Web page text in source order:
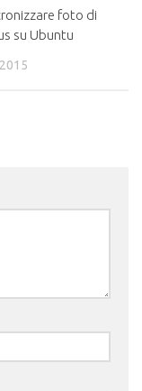
foto di
su Ubuntu